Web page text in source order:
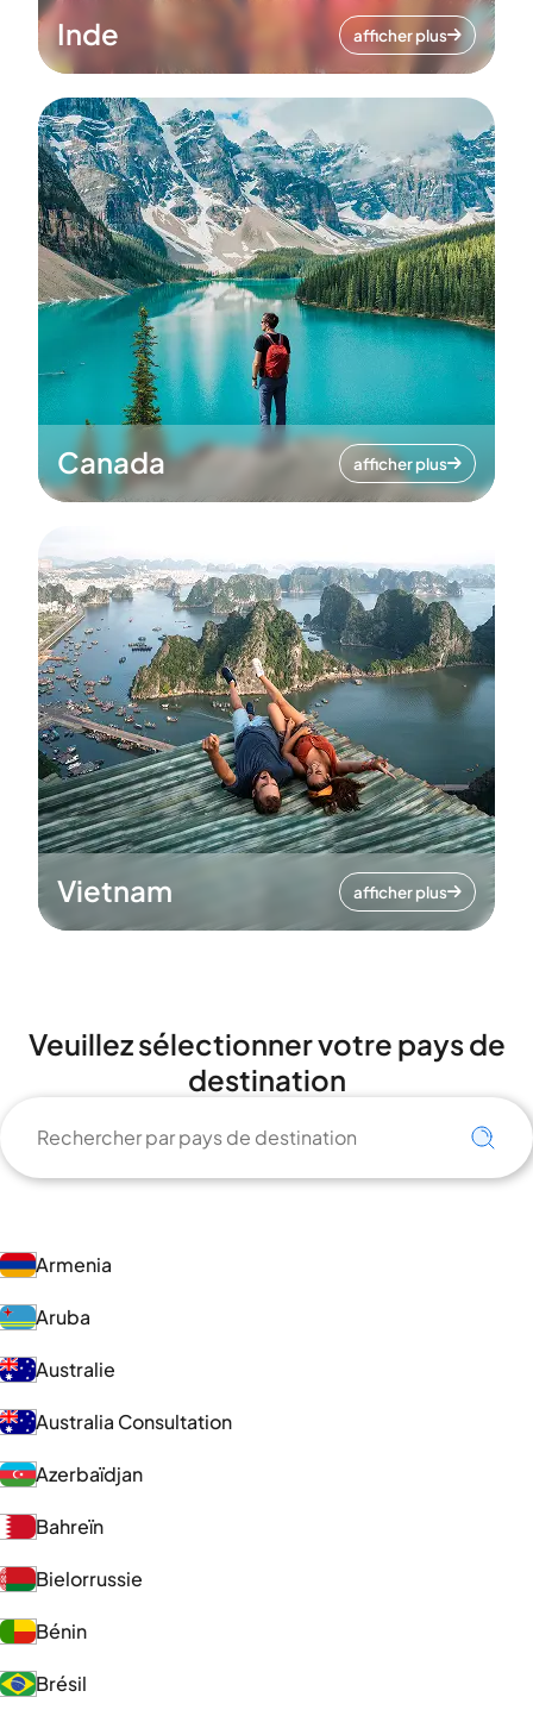
Inde afficher plus
Canada afficher plus
Vietnam afficher plus
Veuillez sélectionner votre pays de
destination
Armenia
Aruba
Australie
Australia Consultation
Azerbaïdjan
Bahreïn
Bielorrussie
Bénin
Brésil